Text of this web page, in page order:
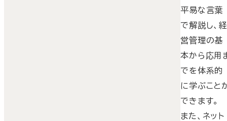
平易な言葉
で解説し、
営管理の基
本から応用
でを体系的
に学ぶこと
できます。
また、ネット